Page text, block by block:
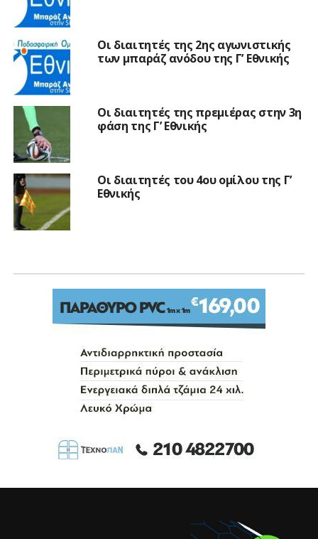
Οι διαιτητές της 2ης αγωνιστικής
των μπαράζ ανόδου της Γ’ Εθνικής
Οι διαιτητές της πρεμιέρας στην 3η
φάση της Γ’ Εθνικής
Οι διαιτητές του 4ου ομίλου της Γ’
Εθνικής